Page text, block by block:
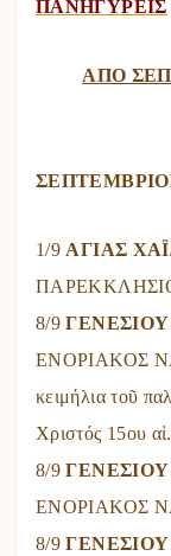
ΠΑΝΗΓΥΡΕΙΣ
ΑΠΟ
1/9 ΑΓΙΑΣ
ΠΑΡΕΚΚΛΗΣΙΟ,
8/9
ΕΝΟΡΙΑΚΟΣ
κειμήλια τοῦ
Χριστός 15ου
8/9
ΕΝΟΡΙΑΚΟΣ
8/9